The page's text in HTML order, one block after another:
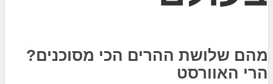
מהם שלושת ההרים הכי מסוכנים?
הרי האוורסט